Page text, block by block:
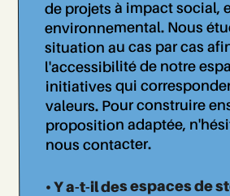
de projets à impact social,
environnemental. Nous
situation au cas par cas
l'accessibilité de notre
initiatives qui
valeurs. Pour construire
proposition adaptée,
nous contacter.
• Y a-t-il des espaces de